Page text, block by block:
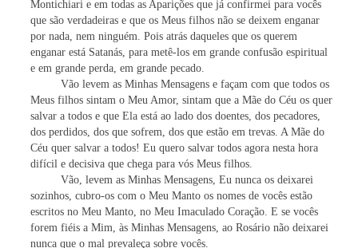
Montichiari e em todas as Aparições que já confirmei para vocês
que são verdadeiras e que os Meus filhos não se deixem enganar
por nada, nem ninguém. Pois atrás daqueles que os querem
enganar está Satanás, para metê-los em grande confusão espiritual
e em grande perda, em grande pecado.
Vão levem as Minhas Mensagens e façam com que todos os
Meus filhos sintam o Meu Amor, sintam que a Mãe do Céu os quer
salvar a todos e que Ela está ao lado dos doentes, dos pecadores,
dos perdidos, dos que sofrem, dos que estão em trevas. A Mãe do
Céu quer salvar a todos! Eu quero salvar todos agora nesta hora
difícil e decisiva que chega para vós Meus filhos.
Vão, levem as Minhas Mensagens, Eu nunca os deixarei
sozinhos, cubro-os com o Meu Manto os nomes de vocês estão
escritos no Meu Manto, no Meu Imaculado Coração. E se vocês
forem fiéis a Mim, às Minhas Mensagens, ao Rosário não deixarei
nunca que o mal prevaleça sobre vocês.